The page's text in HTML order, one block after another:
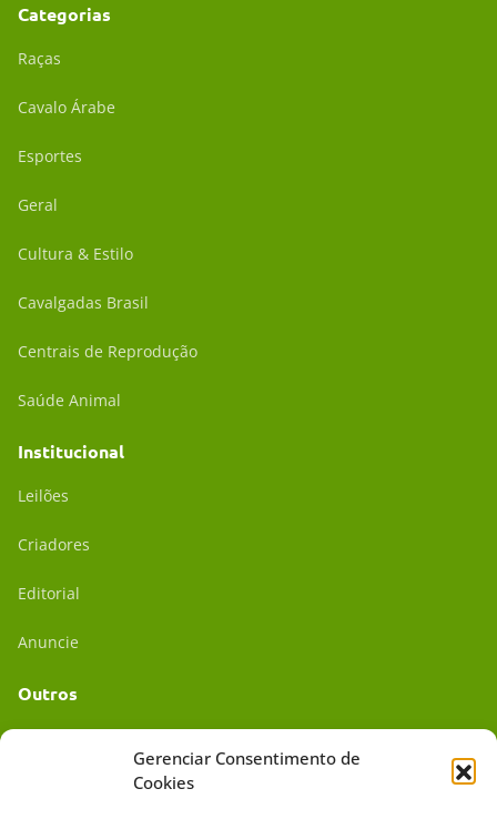
Gerenciar Consentimento de
Cookies
Categorias
Raças
Cavalo Árabe
Esportes
Geral
Cultura & Estilo
Cavalgadas Brasil
Centrais de Reprodução
Saúde Animal
Institucional
Leilões
Criadores
Editorial
Anuncie
Outros